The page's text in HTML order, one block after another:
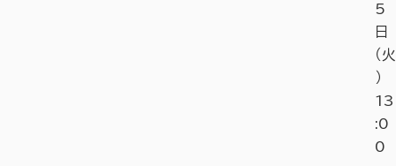
5
日
（火
）
13
:0
0